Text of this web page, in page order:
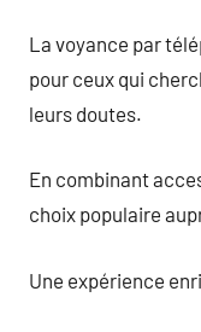
La voyance par
pour ceux qui
leurs doutes.
En combinant
choix populaire
Une expérience